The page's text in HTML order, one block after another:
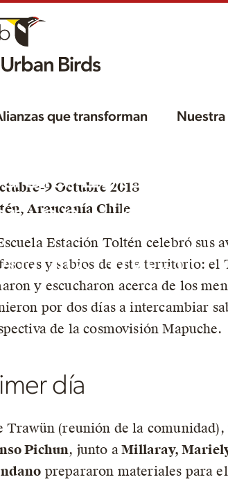
que transforman
Estación
en Chile
sus aves!
9 Octubre 2018
Araucanía Chile
Estación Toltén celebró sus
y sabios de este territorio: el
y escucharon acerca de los
por dos días a intercambiar
de la cosmovisión Mapuche.
día
Trawün (reunión de la
Pichun, junto aMillaray,
prepararon materiales para